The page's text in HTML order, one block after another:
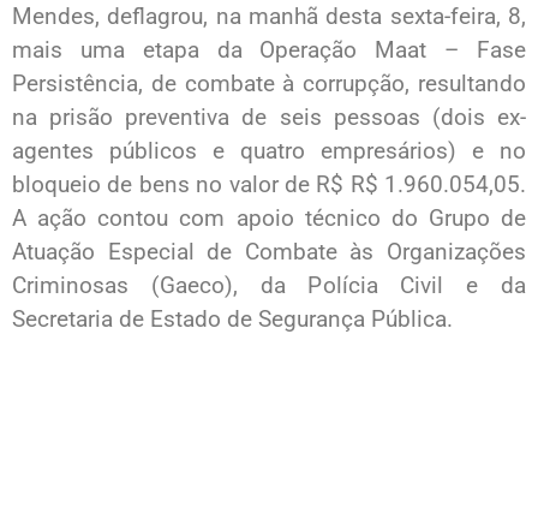
Mendes, deflagrou, na manhã desta sexta-feira, 8,
mais uma etapa da Operação Maat – Fase
Persistência, de combate à corrupção, resultando
na prisão preventiva de seis pessoas (dois ex-
agentes públicos e quatro empresários) e no
bloqueio de bens no valor de R$ R$ 1.960.054,05.
A ação contou com apoio técnico do Grupo de
Atuação Especial de Combate às Organizações
Criminosas (Gaeco), da Polícia Civil e da
Secretaria de Estado de Segurança Pública.